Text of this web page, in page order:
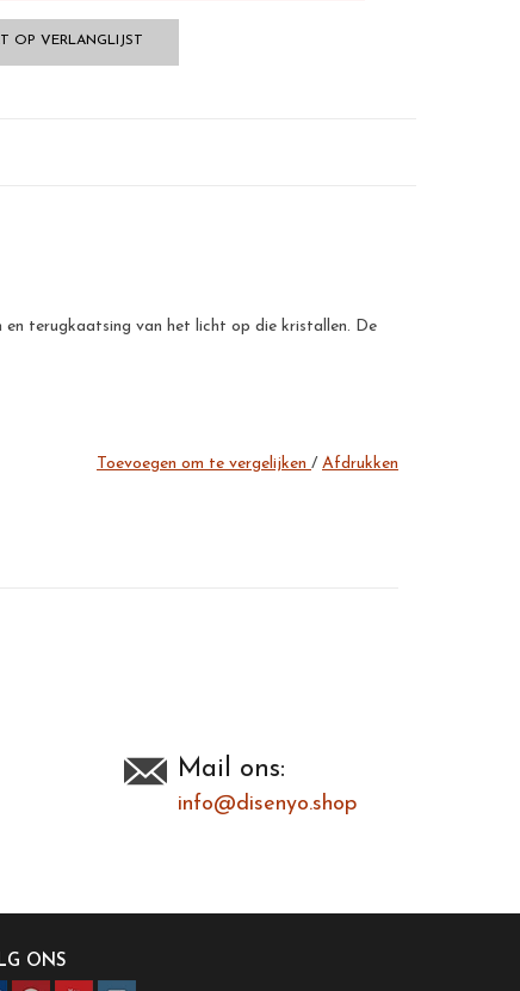
OP VERLANGLIJST
terugkaatsing van het licht op die kristallen. De
Toevoegen om te vergelijken / Afdrukken
Mail ons:
info@disenyo.shop
ONS